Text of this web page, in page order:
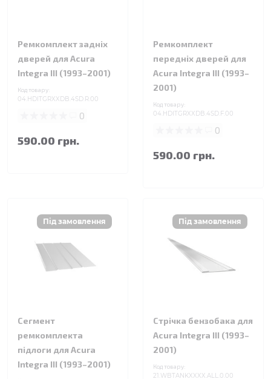
Ремкомплект задніх
дверей для Acura
Integra III (1993–2001)
Код товару:
04.HDITGRXXDB.4SD.R.00
0
590.00 грн.
Ремкомплект
передніх дверей для
Acura Integra III (1993–
2001)
Код товару:
04.HDITGRXXDB.4SD.F.00
0
590.00 грн.
Сегмент
ремкомплекта
підлоги для Acura
Integra III (1993–2001)
Стрічка бензобака для
Acura Integra III (1993–
2001)
Код товару:
21.WBTANKXXXX.ALL.0.00